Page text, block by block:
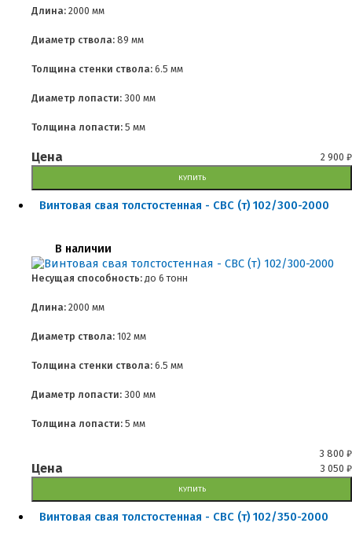
Длина: 2000 мм
Диаметр ствола: 89 мм
Толщина стенки ствола: 6.5 мм
Диаметр лопасти: 300 мм
Толщина лопасти: 5 мм
Цена 2 900 ₽
КУПИТЬ
Винтовая свая толстостенная - СВС (т) 102/300-2000
В наличии
Несущая способность: до 6 тонн
Длина: 2000 мм
Диаметр ствола: 102 мм
Толщина стенки ствола: 6.5 мм
Диаметр лопасти: 300 мм
Толщина лопасти: 5 мм
3 800 ₽
Цена 3 050 ₽
КУПИТЬ
Винтовая свая толстостенная - СВС (т) 102/350-2000